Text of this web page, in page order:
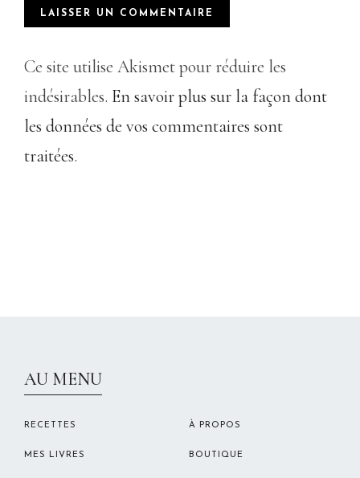
Ce site utilise Akismet pour réduire les
indésirables. En savoir plus sur la façon dont
les données de vos commentaires sont
traitées.
AU MENU
RECETTES
MES LIVRES
À PROPOS
BOUTIQUE